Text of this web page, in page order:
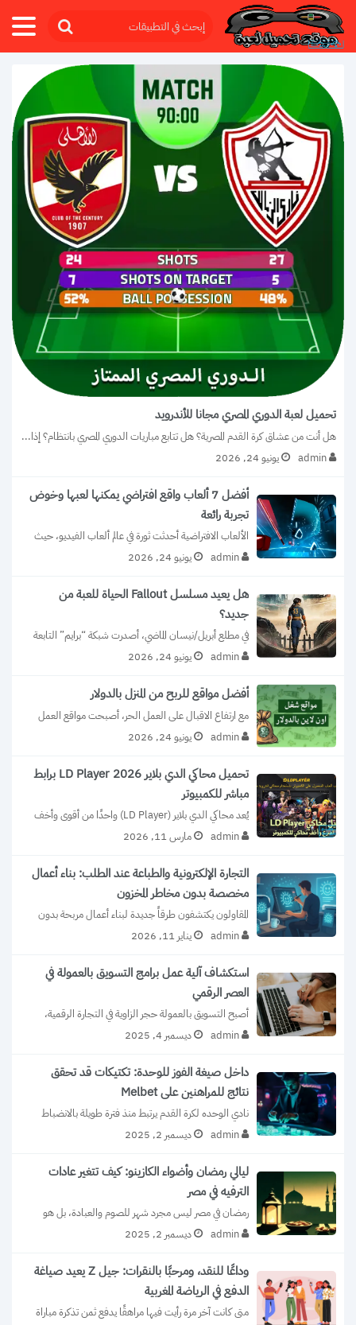
تحميل لعبة الدوري المصري مجانا للأندرويد
هل أنت من عشاق كرة القدم المصرية؟ هل تتابع مباريات الدوري المصري بانتظام؟ إذا...
admin
يونيو 24, 2026
أفضل 7 ألعاب واقع افتراضي يمكنها لعبها وخوض
تجربة رائعة
أضافت عنصرًا جديدًا من التفاعل...
admin يونيو 24, 2026
هل يعيد مسلسل Fallout الحياة للعبة من
جديد؟
لأمازون أحدث إنتاجاتها، وهو مسلسل مبني...
admin يونيو 24, 2026
أفضل مواقع للربح من المنزل بالدولار
من المنزل خيارًا جذابًا للكثيرين....
admin يونيو 24, 2026
تحميل محاكي الدي بلاير LD Player 2026 برابط
مباشر للكمبيوتر
برامج محاكاة نظام الأندرويد...
admin مارس 11, 2026
التجارة الإلكترونية والطباعة عند الطلب: بناء أعمال
مخصصة بدون مخاطر المخزون
الحاجة للاستثمار في المخزون التقليدي. هذا...
admin يناير 11, 2026
استكشاف آلية عمل برامج التسويق بالعمولة في
العصر الرقمي
حيث غيّر الطريقة التي تروّج بها...
admin ديسمبر 4, 2025
داخل صيغة الفوز للوحدة: تكتيكات قد تحقق
نتائج للمراهنين على Melbet
والتحمل والتفاني في اللعب. يتميز...
admin ديسمبر 2, 2025
ليالي رمضان وأضواء الكازينو: كيف تتغير عادات
الترفيه في مصر
أيضًا فترة مميزة تتغير...
admin ديسمبر 2, 2025
وداعًا للنقد، ومرحبًا بالنقرات: جيل Z يعيد صياغة
الدفع في الرياضة المغربية